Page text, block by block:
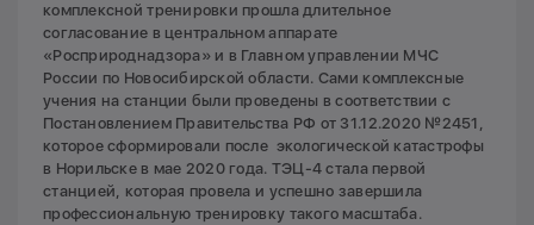
комплексной тренировки прошла длительное
согласование в центральном аппарате
«Росприроднадзора» и в Главном управлении МЧС
России по Новосибирской области. Сами комплексные
учения на станции были проведены в соответствии с
Постановлением Правительства РФ от 31.12.2020 №2451,
которое сформировали после экологической катастрофы
в Норильске в мае 2020 года. ТЭЦ-4 стала первой
станцией, которая провела и успешно завершила
профессиональную тренировку такого масштаба.